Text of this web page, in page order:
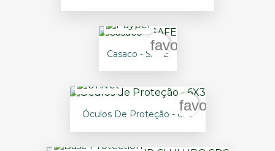
Casaco - SAFE
favorite_border
Óculos De Proteção - 6X3